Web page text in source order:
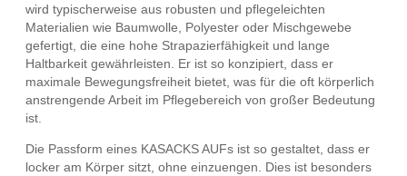
wird typischerweise aus robusten und pflegeleichten
Materialien wie Baumwolle, Polyester oder Mischgewebe
gefertigt, die eine hohe Strapazierfähigkeit und lange
Haltbarkeit gewährleisten. Er ist so konzipiert, dass er
maximale Bewegungsfreiheit bietet, was für die oft körperlich
anstrengende Arbeit im Pflegebereich von großer Bedeutung
ist.
Die Passform eines KASACKS AUFs ist so gestaltet, dass er
locker am Körper sitzt, ohne einzuengen. Dies ist besonders